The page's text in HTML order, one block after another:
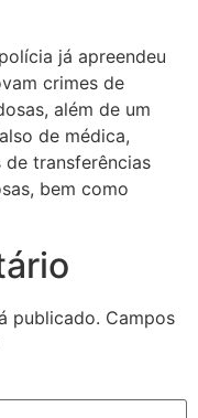
já apreendeu
crimes de
além de um
de médica,
transferências
bem como
publicado. Campos